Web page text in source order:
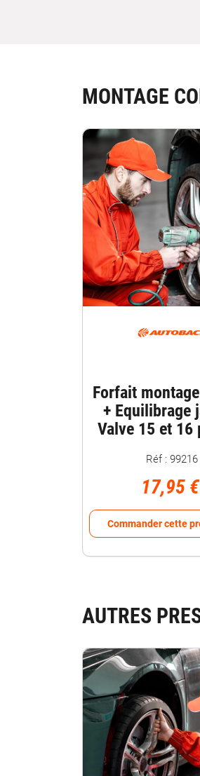
MONTAGE
Forfait
+ Equilibrage
Valve 15 et 16
Réf : 99216
17,95 €
Commander cette
AUTRES